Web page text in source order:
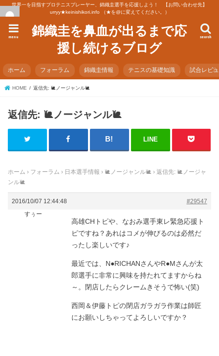
世界一を目指すプロテニスプレーヤー、錦織圭選手を応援しよう！ 【お問い合わせ先】
urryy★keinishikori.info （★を@に変えてください。）
錦織圭を鼻血が出るまで応
援し続けるブログ
search
menu
ホーム フォーラム 錦織圭情報 テニスの基礎知識 試合レビ
HOME 返信先: 🐌ノージャンル🐌
返信先: 🐌ノージャンル🐌
LINE
ホーム › フォーラム › 日本選手情報 › 🐌ノージャンル🐌 › 返信先: 🐌ノージャ
ンル🐌
2016/10/07 12:44:48
#29547
すぅー
高雄CHトピや、なおみ選手東レ緊急応援ト
ピですね？あれはコメが伸びるのは必然だ
ったし楽しいです♪
最近では、N●RICHANさんやR●Mさんが太
郎選手に非常に興味を持たれてますからね
～。閉店したらクレームきそうで怖い(笑)
西岡＆伊藤トピの閉店ガラガラ作業は師匠
にお願いしちゃってよろしいですか？